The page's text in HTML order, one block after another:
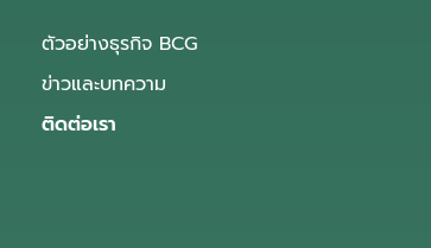
ตัวอย่างธุรกิจ BCG
ข่าวและบทความ
ติดต่อเรา